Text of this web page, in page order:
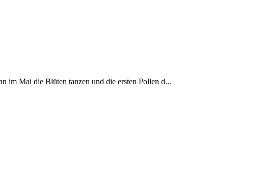
im Mai die Blüten tanzen und die ersten Pollen d...